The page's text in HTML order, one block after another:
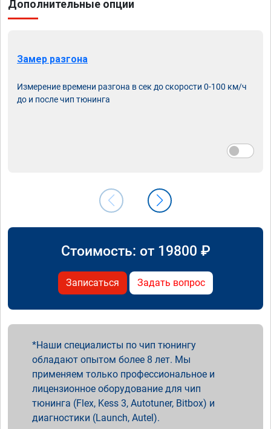
Дополнительные опции
Замер разгона
Измерение времени разгона в сек до скорости 0-100 км/ч
до и после чип тюнинга
Стоимость: от 19800 ₽
Записаться Задать вопрос
Наши специалисты по чип тюнингу
обладают опытом более 8 лет. Мы
применяем только профессиональное и
лицензионное оборудование для чип
тюнинга (Flex, Kess 3, Autotuner, Bitbox) и
диагностики (Launch, Autel).